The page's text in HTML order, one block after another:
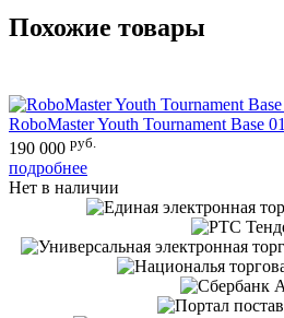
Похожие товары
RoboMaster Youth Tournament Base 01
190 000 руб.
подробнее
Нет в наличии